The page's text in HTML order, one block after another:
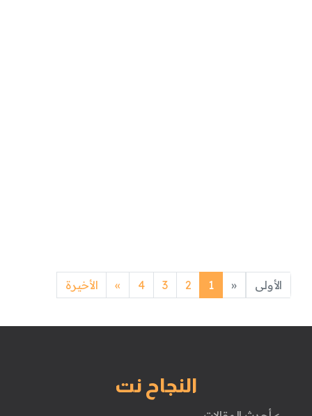
الأولى «
Previous
1
2
3
4
»
Nextالأخيرة
النجاح نت